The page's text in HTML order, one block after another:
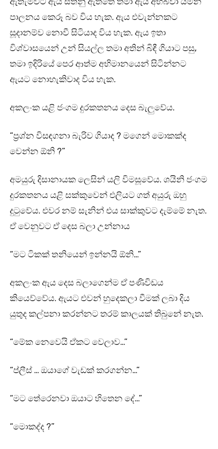
පාලනය කෙරූ බව විය හැක. ඇය එවැන්නකට
සූදානම්ව නොවී සිටියාද විය හැක. ඇය ඉතා
විශ්වාසයෙන් උන් සියල්ල තමා අතින් බිඳී ගියාට පසු,
තමා ඉදිරියේ පෙර ආත්ම අභිමානයෙන් සිටින්නට
ඇයට නොහැකිවාද විය හැක.
අකලංක යළි ජංගම දුරකතනය දෙස බැලුවේය.
“ප්‍රශ්න විසඳගනා බැරිව ගියාද ? මගෙන් මොකක්ද
වෙන්න ඕනි ?”
අමයුරු දිසානායක ලෙසින් යලි විමසූවේය. ශයිනි ජංගම
දුරකතනය යළි සක්කුවෙන් එලියට ගත් අයුරු ඔහු
දුටුවේය. එවර නම් සැනින් එය සාක්කුවට දැම්මේ නැත.
ඒ වෙනුවට ඒ දෙස බලා උන්නාය
“මට ටිකක් තනියෙන් ඉන්නයි ඕනි…”
අකලංක ඇය දෙස බලාගෙන්ම ඒ පණිවිඩය
කියෙව්වේය. ඇයට එවන් හුදෙකලා වීමක් ලබා දිය
යුතුද කල්පනා කරන්නට තරම් කාලයක් තිබුනේ නැත.
“මේක නෙවෙයි ඒකට වෙලාව…”
“ප්ලීස් … ඔයාගේ වැඩක් කරගන්න…”
“මට තේරෙනවා ඔයාට හිතෙන දේ…”
“මොකද්ද ?”